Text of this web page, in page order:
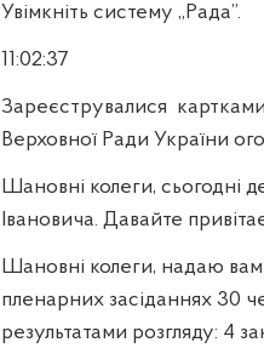
Увімкніть систему „Рада”.
11:02:37
Зареєструвалися картками
Верховної Ради України
Шановні колеги, сьогодні
Івановича. Давайте
Шановні колеги, надаю
пленарних засіданнях 30
результатами розгляду: 4